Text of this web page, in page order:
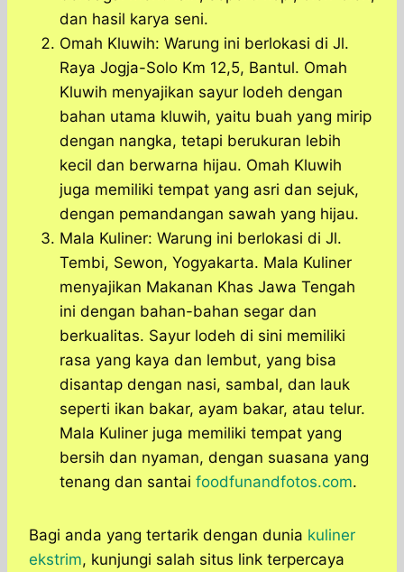
dan hasil karya seni.
Omah Kluwih: Warung ini berlokasi di Jl.
Raya Jogja-Solo Km 12,5, Bantul. Omah
Kluwih menyajikan sayur lodeh dengan
bahan utama kluwih, yaitu buah yang mirip
dengan nangka, tetapi berukuran lebih
kecil dan berwarna hijau. Omah Kluwih
juga memiliki tempat yang asri dan sejuk,
dengan pemandangan sawah yang hijau.
Mala Kuliner: Warung ini berlokasi di Jl.
Tembi, Sewon, Yogyakarta. Mala Kuliner
menyajikan Makanan Khas Jawa Tengah
ini dengan bahan-bahan segar dan
berkualitas. Sayur lodeh di sini memiliki
rasa yang kaya dan lembut, yang bisa
disantap dengan nasi, sambal, dan lauk
seperti ikan bakar, ayam bakar, atau telur.
Mala Kuliner juga memiliki tempat yang
bersih dan nyaman, dengan suasana yang
tenang dan santai foodfunandfotos.com.
Bagi anda yang tertarik dengan dunia kuliner
ekstrim, kunjungi salah situs link terpercaya